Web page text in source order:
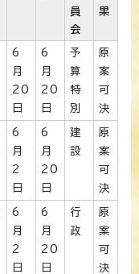
員
会
果
6
月
20
日
6
月
20
日
予
算
特
別
原
案
可
決
6
月
2
日
6
月
20
日
建
設
原
案
可
決
6
月
2
日
6
月
20
日
行
政
原
案
可
決